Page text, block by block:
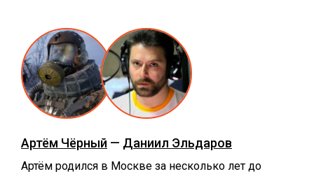
Артём Чёрный — Даниил Эльдаров
Артём родился в Москве за несколько лет до